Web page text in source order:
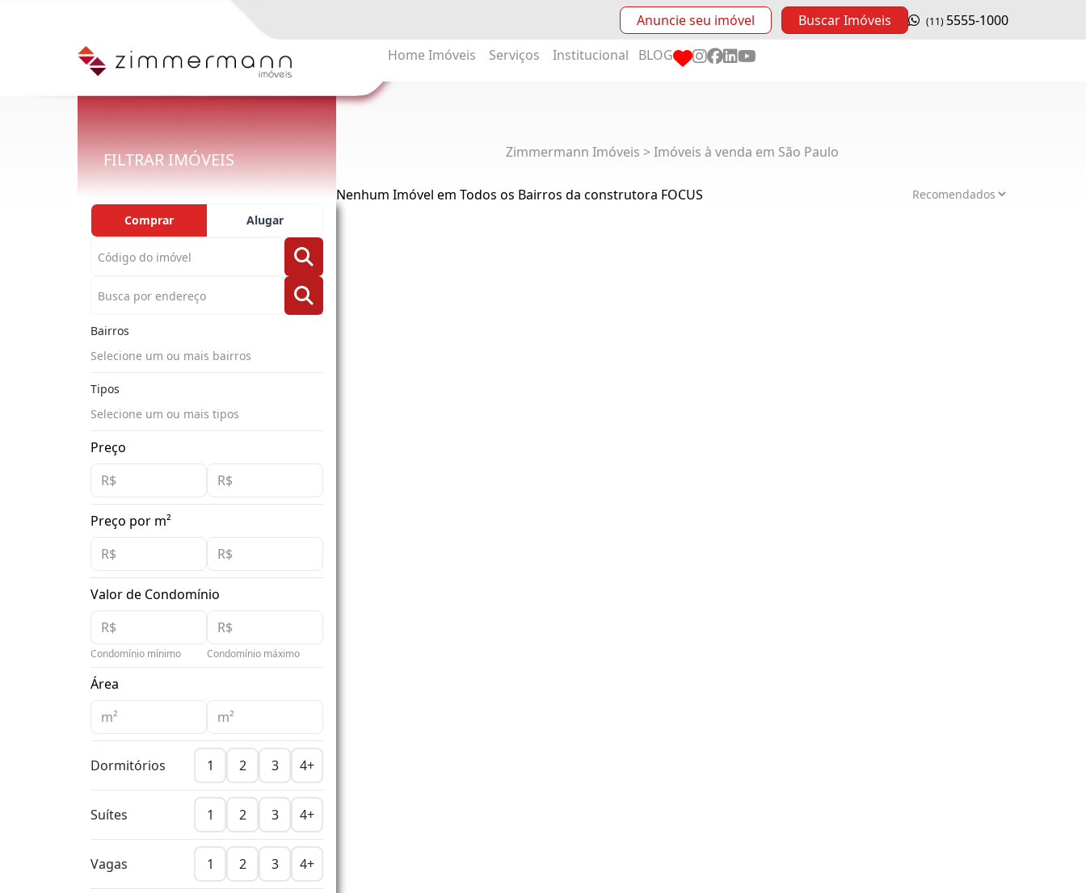
Anuncie seu imóvel Buscar Imóveis (11) 5555-1000
Home Imóveis Serviços Institucional BLOG
FILTRAR IMÓVEIS
Comprar Alugar
Bairros
Selecione um ou mais bairros
Tipos
Selecione um ou mais tipos
Preço
Preço por m²
Valor de Condomínio
Condomínio mínimo Condomínio máximo
Área
Dormitórios 1 2 3 4+
Suítes 1 2 3 4+
Vagas 1 2 3 4+
Zimmermann Imóveis > Imóveis à venda em São Paulo
Nenhum Imóvel em Todos os Bairros da construtora FOCUS